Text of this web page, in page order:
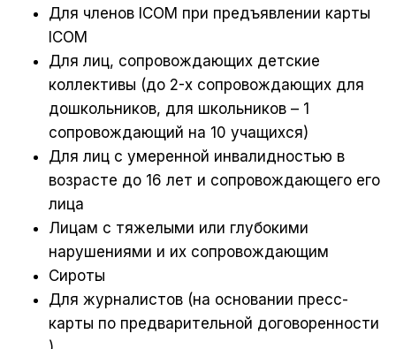
Для членов ICOM при предъявлении карты
ICOM
Для лиц, сопровождающих детские
коллективы (до 2-х сопровождающих для
дошкольников, для школьников – 1
сопровождающий на 10 учащихся)
Для лиц с умеренной инвалидностью в
возрасте до 16 лет и сопровождающего его
лица
Лицам с тяжелыми или глубокими
нарушениями и их сопровождающим
Cироты
Для журналистов (на основании пресс-
карты по предварительной договоренности